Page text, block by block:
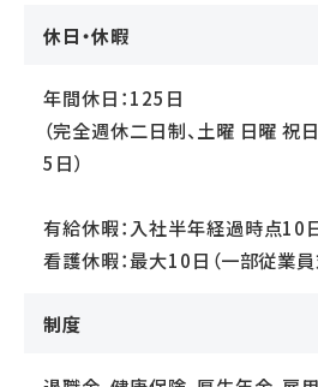
休日・休暇
年間休日：125日
（完全週休二日制、土曜 日曜 祝
5日）
有給休暇：入社半年経過時点10
看護休暇：最大10日（一部従業員
制度